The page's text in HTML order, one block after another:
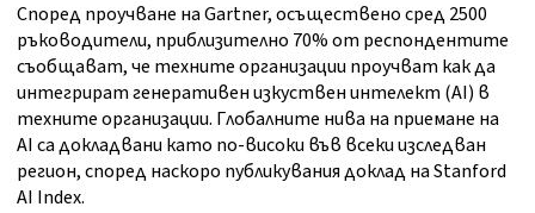
Според проучване на Gartner, осъществено сред 2500
ръководители, приблизително 70% от респондентите
съобщават, че техните организации проучват как да
интегрират генеративен изкуствен интелект (AI) в
техните организации. Глобалните нива на приемане на
AI са докладвани като по-високи във всеки изследван
регион, според наскоро публикувания доклад на Stanford
AI Index.